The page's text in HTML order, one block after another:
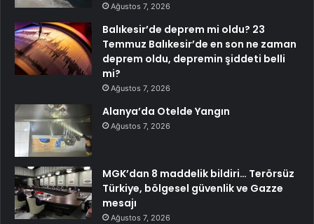
Ağustos 7, 2026
Balıkesir’de deprem mi oldu? 23
Temmuz Balıkesir’de en son ne zaman
deprem oldu, depremin şiddeti belli
mi?
Ağustos 7, 2026
Alanya’da Otelde Yangın
Ağustos 7, 2026
MGK’dan 8 maddelik bildiri… Terörsüz
Türkiye, bölgesel güvenlik ve Gazze
mesajı
Ağustos 7, 2026